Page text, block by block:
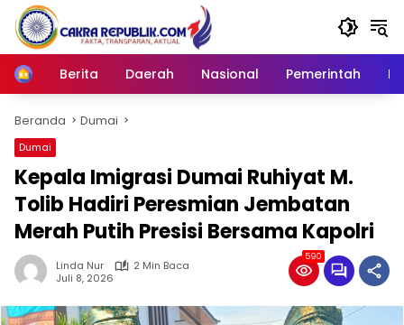
Langsung
konten
Home
Berita Daerah Nasional Pemerintah
Beranda Dumai
Dumai
Kepala Imigrasi Dumai Ruhiyat M.
Tolib Hadiri Peresmian Jembatan
Merah Putih Presisi Bersama Kapolri
Linda Nur
2 Min Baca
Juli 8, 2026
590